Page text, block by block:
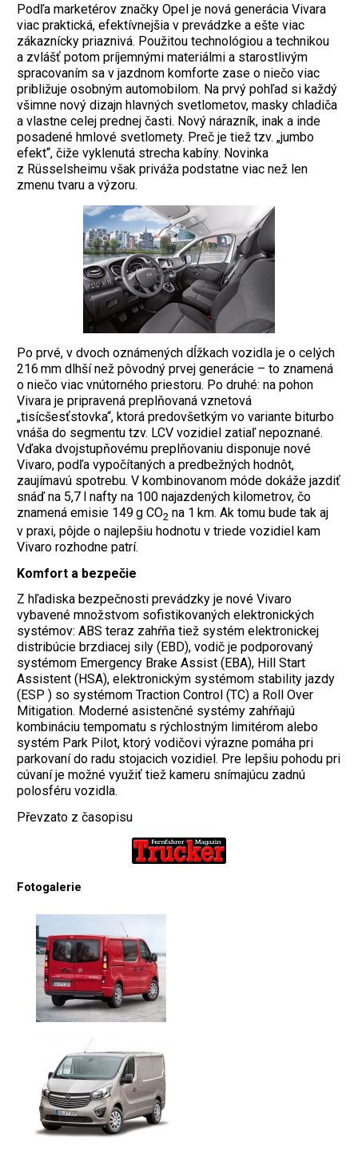
Podľa marketérov značky Opel je nová generácia Vivara
viac praktická, efektívnejšia v prevádzke a ešte viac
zákaznícky priaznivá. Použitou technológiou a technikou
a zvlášť potom príjemnými materiálmi a starostlivým
spracovaním sa v jazdnom komforte zase o niečo viac
približuje osobným automobilom. Na prvý pohľad si každý
všimne nový dizajn hlavných svetlometov, masky chladiča
a vlastne celej prednej časti. Nový nárazník, inak a inde
posadené hmlové svetlomety. Preč je tiež tzv. „jumbo
efekt“, čiže vyklenutá strecha kabíny. Novinka
z Rüsselsheimu však priváža podstatne viac než len
zmenu tvaru a výzoru.
Po prvé, v dvoch oznámených dĺžkach vozidla je o celých
216 mm dlhší než pôvodný prvej generácie – to znamená
o niečo viac vnútorného priestoru. Po druhé: na pohon
Vivara je pripravená preplňovaná vznetová
„tisícšesťstovka“, ktorá predovšetkým vo variante biturbo
vnáša do segmentu tzv. LCV vozidiel zatiaľ nepoznané.
Vďaka dvojstupňovému preplňovaniu disponuje nové
Vivaro, podľa vypočítaných a predbežných hodnôt,
zaujímavú spotrebu. V kombinovanom móde dokáže jazdiť
snáď na 5,7 l nafty na 100 najazdených kilometrov, čo
znamená emisie 149 g CO2 na 1 km. Ak tomu bude tak aj
v praxi, pôjde o najlepšiu hodnotu v triede vozidiel kam
Vivaro rozhodne patrí.
Komfort a bezpečie
Z hľadiska bezpečnosti prevádzky je nové Vivaro
vybavené množstvom sofistikovaných elektronických
systémov: ABS teraz zahŕňa tiež systém elektronickej
distribúcie brzdiacej sily (EBD), vodič je podporovaný
systémom Emergency Brake Assist (EBA), Hill Start
Assistent (HSA), elektronickým systémom stability jazdy
(ESP ) so systémom Traction Control (TC) a Roll Over
Mitigation. Moderné asistenčné systémy zahŕňajú
kombináciu tempomatu s rýchlostným limitérom alebo
systém Park Pilot, ktorý vodičovi výrazne pomáha pri
parkovaní do radu stojacich vozidiel. Pre lepšiu pohodu pri
cúvaní je možné využiť tiež kameru snímajúcu zadnú
polosféru vozidla.
Převzato z časopisu
Fotogalerie